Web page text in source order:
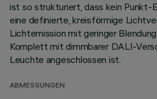
ist so strukturiert, dass kein
eine definierte, kreisförmige
Lichtemission mit geringer
Komplett mit dimmbarer DALI-
Leuchte angeschlossen ist.
ABMESSUNGEN